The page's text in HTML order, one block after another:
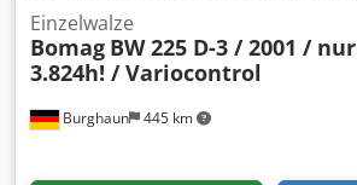
Burghaun 445 km
Einzelwalze
Bomag BW 225 D-3 / 2001 / nur
3.824h! / Variocontrol